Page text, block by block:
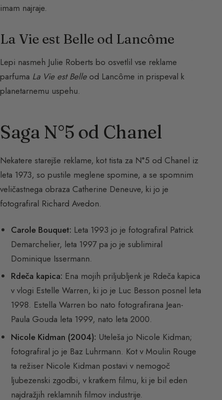
imam najraje.
La Vie est Belle od Lancôme
Lepi nasmeh Julie Roberts bo osvetlil vse reklame
parfuma La Vie est Belleod Lancôme in prispeval k
planetarnemu uspehu.
Saga N°5 od Chanel
Nekatere starejše reklame, kot tista za N°5 od Chanel iz
leta 1973, so pustile meglene spomine, a se spomnim
veličastnega obraza Catherine Deneuve, ki jo je
fotografiral Richard Avedon.
Carole Bouquet: Leta 1993 jo je fotografiral Patrick
Demarchelier, leta 1997 pa jo je sublimiral
Dominique Issermann.
Rdeča kapica: Ena mojih priljubljenk je Rdeča kapica
v vlogi Estelle Warren, ki jo je Luc Besson posnel leta
1998. Estella Warren bo nato fotografirana Jean-
Paula Gouda leta 1999, nato leta 2000.
Nicole Kidman (2004): Uteleša jo Nicole Kidman;
fotografiral jo je Baz Luhrmann. Kot v Moulin Rouge
ta režiser Nicole Kidman postavi v nemogoč
ljubezenski zgodbi, v kratkem filmu, ki je bil eden
najdražjih reklamnih filmov industrije.